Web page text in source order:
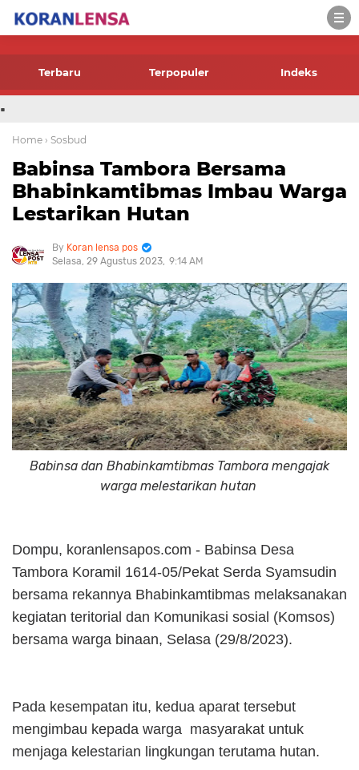
-->
Terbaru Terpopuler Indeks
.
Home › Sosbud
Babinsa Tambora Bersama
Bhabinkamtibmas Imbau Warga
Lestarikan Hutan
Koran lensa pos
Selasa, 29 Agustus 2023 9:14 AM
Babinsa dan Bhabinkamtibmas Tambora mengajak
warga melestarikan hutan
Dompu, koranlensapos.com - Babinsa Desa
Tambora Koramil 1614-05/Pekat Serda Syamsudin
bersama rekannya Bhabinkamtibmas melaksanakan
kegiatan teritorial dan Komunikasi sosial (Komsos)
bersama warga binaan, Selasa (29/8/2023).
Pada kesempatan itu, kedua aparat tersebut
mengimbau kepada warga masyarakat untuk
menjaga kelestarian lingkungan terutama hutan.